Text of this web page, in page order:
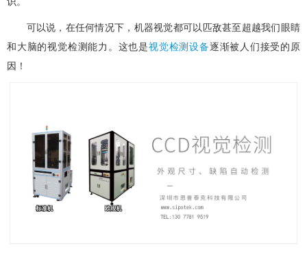
可以说，在任何情况下，机器视觉都可以匹敌甚至超越我们眼睛
和大脑的视觉检测能力。这也是视觉检测设备逐渐被人们接受的原
因！